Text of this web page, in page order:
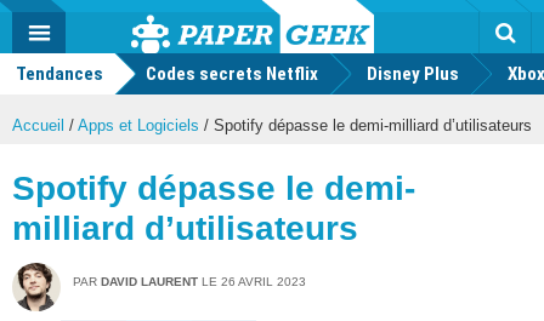
Actu
geek
MENU
Tendances Codes secrets Netflix Disney Plus
Accueil / Apps et Logiciels / Spotify dépasse le demi-milliard d’utilisateurs
Spotify dépasse le demi-
milliard d’utilisateurs
PAR DAVID LAURENT LE 26 AVRIL 2023
Mode
FacebookTwitter Youtube